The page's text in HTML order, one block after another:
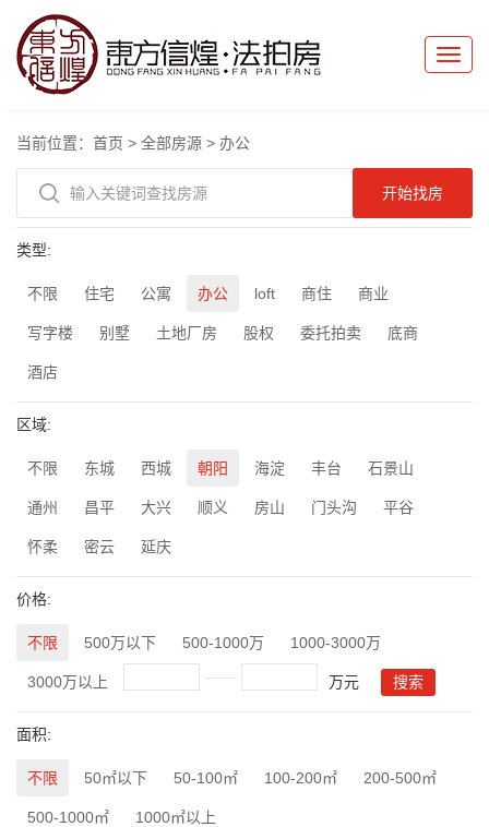
Toggle
当前位置： 首页 > 全部房源 > 办公
类型:
不限 住宅 公寓 办公 loft 商住 商业
写字楼 别墅 土地厂房 股权 委托拍卖 底商
酒店
区域:
不限 东城 西城 朝阳 海淀 丰台 石景山
通州 昌平 大兴 顺义 房山 门头沟 平谷
怀柔 密云 延庆
价格:
不限 500万以下 500-1000万 1000-3000万
3000万以上 万元
面积:
不限 50㎡以下 50-100㎡ 100-200㎡ 200-500㎡
500-1000㎡ 1000㎡以上